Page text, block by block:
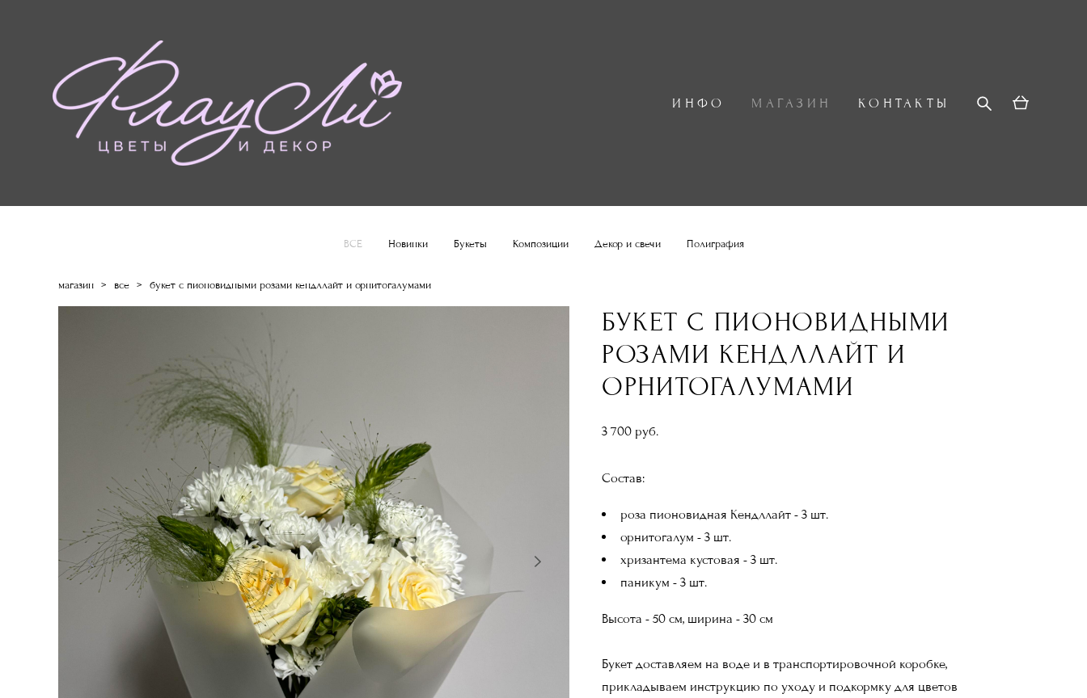
ИНФО МАГАЗИН КОНТАКТЫ
ВСЕ Новинки Букеты Композиции Декор и свечи Полиграфия
магазин > все > букет с пионовидными розами кендллайт и орнитогалумами
БУКЕТ С ПИОНОВИДНЫМИ
РОЗАМИ КЕНДЛЛАЙТ И
ОРНИТОГАЛУМАМИ
3 700 pуб.
Состав:
роза пионовидная Кендллайт - 3 шт.
орнитогалум - 3 шт.
хризантема кустовая - 3 шт.
паникум - 3 шт.
Высота - 50 см, ширина - 30 см
Букет доставляем на воде и в транспортировочной коробке,
прикладываем инструкцию по уходу и подкормку для цветов